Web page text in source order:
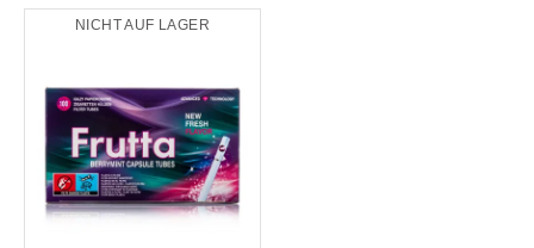
NICHT AUF LAGER